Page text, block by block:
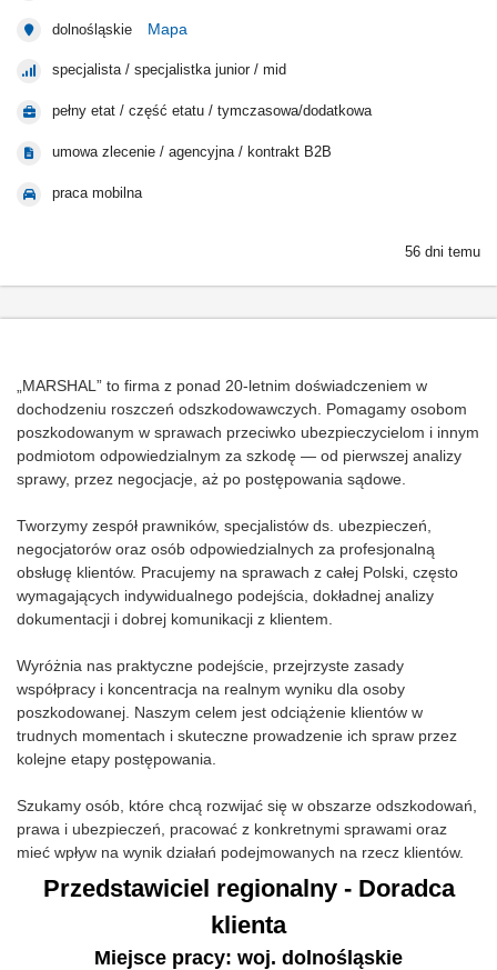
dolnośląskie Mapa
specjalista / specjalistka junior / mid
pełny etat / część etatu / tymczasowa/dodatkowa
umowa zlecenie / agencyjna / kontrakt B2B
praca mobilna
56 dni temu
„MARSHAL” to firma z ponad 20-letnim doświadczeniem w
dochodzeniu roszczeń odszkodowawczych. Pomagamy osobom
poszkodowanym w sprawach przeciwko ubezpieczycielom i innym
podmiotom odpowiedzialnym za szkodę — od pierwszej analizy
sprawy, przez negocjacje, aż po postępowania sądowe.
Tworzymy zespół prawników, specjalistów ds. ubezpieczeń,
negocjatorów oraz osób odpowiedzialnych za profesjonalną
obsługę klientów. Pracujemy na sprawach z całej Polski, często
wymagających indywidualnego podejścia, dokładnej analizy
dokumentacji i dobrej komunikacji z klientem.
Wyróżnia nas praktyczne podejście, przejrzyste zasady
współpracy i koncentracja na realnym wyniku dla osoby
poszkodowanej. Naszym celem jest odciążenie klientów w
trudnych momentach i skuteczne prowadzenie ich spraw przez
kolejne etapy postępowania.
Szukamy osób, które chcą rozwijać się w obszarze odszkodowań,
prawa i ubezpieczeń, pracować z konkretnymi sprawami oraz
mieć wpływ na wynik działań podejmowanych na rzecz klientów.
Przedstawiciel regionalny - Doradca
klienta
Miejsce pracy: woj. dolnośląskie